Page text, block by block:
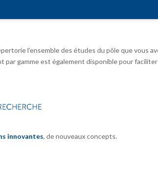
l’ensemble des études du pôle que vous
par gamme est également disponible pour
innovantes, de nouveaux concepts.